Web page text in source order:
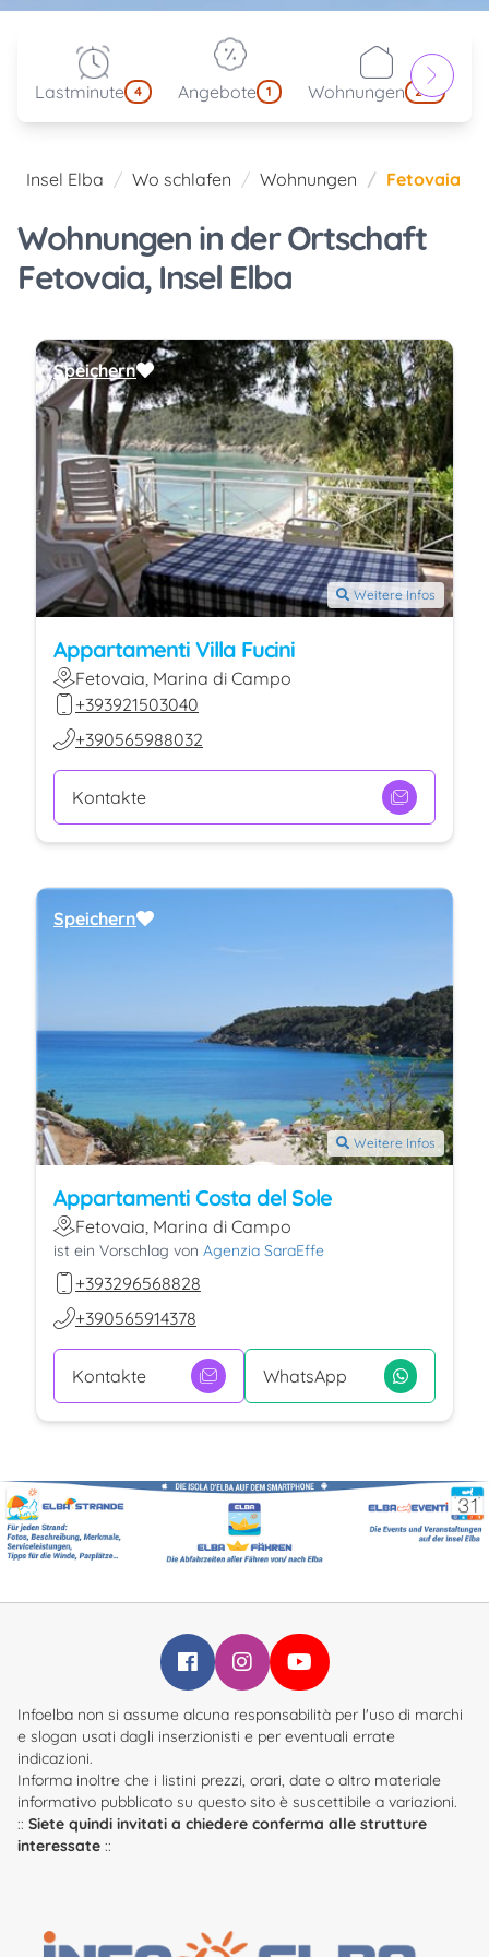
Lastminute 4 Angebote 1 Wohnungen 214
Insel Elba Wo schlafen Wohnungen Fetovaia
Wohnungen in der Ortschaft
Fetovaia, Insel Elba
Weitere Infos
Appartamenti Villa Fucini
Fetovaia, Marina di Campo
+393921503040
+390565988032
Kontakte
Speichern
Weitere Infos
Appartamenti Costa del Sole
Fetovaia, Marina di Campo
ist ein Vorschlag von Agenzia SaraEffe
+393296568828
+390565914378
Kontakte WhatsApp
Speichern
Infoelba su Facebook
Infoelba su Instagram
Infoelba su YouTube
Infoelba non si assume alcuna responsabilità per l'uso di marchi
e slogan usati dagli inserzionisti e per eventuali errate
indicazioni.
Informa inoltre che i listini prezzi, orari, date o altro materiale
informativo pubblicato su questo sito è suscettibile a variazioni.
:: Siete quindi invitati a chiedere conferma alle strutture
interessate ::